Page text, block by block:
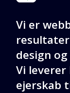
Vi er
design
Vi
ejerskab